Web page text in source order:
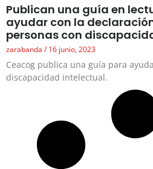
Publican una guía en
ayudar con la declaración
personas con
zarabanda 16 junio, 2023
Ceacog publica una guía para
discapacidad intelectual.